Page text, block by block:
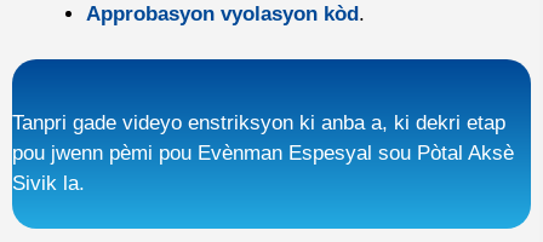
Approbasyon vyolasyon kòd.
Tanpri gade videyo enstriksyon ki anba a, ki dekri etap
pou jwenn pèmi pou Evènman Espesyal sou Pòtal Aksè
Sivik la.